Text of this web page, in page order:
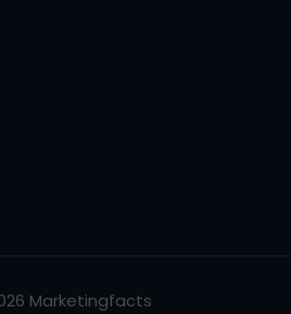
Marketingfacts